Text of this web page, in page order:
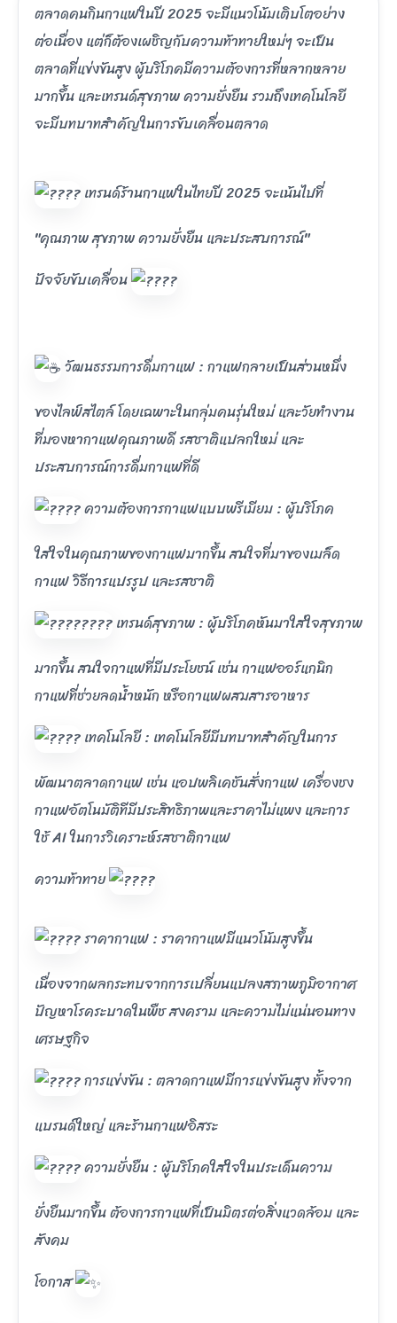
ตลาดคนกินกาแฟในปี 2025 จะมีแนวโน้มเติบโตอย่าง
ต่อเนื่อง แต่ก็ต้องเผชิญกับความท้าทายใหม่ๆ จะเป็น
ตลาดที่แข่งขันสูง ผู้บริโภคมีความต้องการที่หลากหลาย
มากขึ้น และเทรนด์สุขภาพ ความยั่งยืน รวมถึงเทคโนโลยี
จะมีบทบาทสำคัญในการขับเคลื่อนตลาด
เทรนด์ร้านกาแฟในไทยปี 2025 จะเน้นไปที่
"คุณภาพ สุขภาพ ความยั่งยืน และประสบการณ์"
ปัจจัยขับเคลื่อน
วัฒนธรรมการดื่มกาแฟ : กาแฟกลายเป็นส่วนหนึ่ง
ของไลฟ์สไตล์ โดยเฉพาะในกลุ่มคนรุ่นใหม่ และวัยทำงาน
ที่มองหากาแฟคุณภาพดี รสชาติแปลกใหม่ และ
ประสบการณ์การดื่มกาแฟที่ดี
ความต้องการกาแฟแบบพรีเมียม : ผู้บริโภค
ใส่ใจในคุณภาพของกาแฟมากขึ้น สนใจที่มาของเมล็ด
กาแฟ วิธีการแปรรูป และรสชาติ
เทรนด์สุขภาพ : ผู้บริโภคหันมาใส่ใจสุขภาพ
มากขึ้น สนใจกาแฟที่มีประโยชน์ เช่น กาแฟออร์แกนิก
กาแฟที่ช่วยลดน้ำหนัก หรือกาแฟผสมสารอาหาร
เทคโนโลยี : เทคโนโลยีมีบทบาทสำคัญในการ
พัฒนาตลาดกาแฟ เช่น แอปพลิเคชันสั่งกาแฟ เครื่องชง
กาแฟอัตโนมัติทีมีประสิทธิภาพและราคาไม่แพง และการ
ใช้ AI ในการวิเคราะห์รสชาติกาแฟ
ความท้าทาย
ราคากาแฟ : ราคากาแฟมีแนวโน้มสูงขึ้น
เนื่องจากผลกระทบจากการเปลี่ยนแปลงสภาพภูมิอากาศ
ปัญหาโรคระบาดในพืช สงคราม และความไม่แน่นอนทาง
เศรษฐกิจ
การแข่งขัน : ตลาดกาแฟมีการแข่งขันสูง ทั้งจาก
แบรนด์ใหญ่ และร้านกาแฟอิสระ
ความยั่งยืน : ผู้บริโภคใส่ใจในประเด็นความ
ยั่งยืนมากขึ้น ต้องการกาแฟที่เป็นมิตรต่อสิ่งแวดล้อม และ
สังคม
โอกาส